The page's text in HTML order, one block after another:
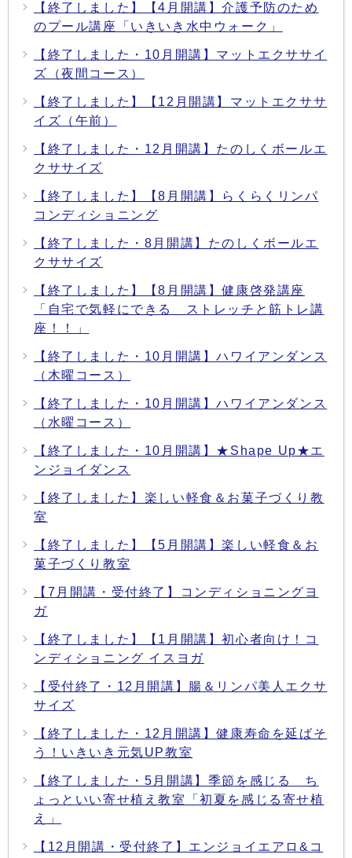
【終了しました】【4月開講】介護予防のため
のプール講座「いきいき水中ウォーク」
【終了しました・10月開講】マットエクササイ
ズ（夜間コース）
【終了しました】【12月開講】マットエクササ
イズ（午前）
【終了しました・12月開講】たのしくボールエ
クササイズ
【終了しました】【8月開講】らくらくリンパ
コンディショニング
【終了しました・8月開講】たのしくボールエ
クササイズ
【終了しました】【8月開講】健康啓発講座
「自宅で気軽にできる ストレッチと筋トレ講
座！！」
【終了しました・10月開講】ハワイアンダンス
（木曜コース）
【終了しました・10月開講】ハワイアンダンス
（水曜コース）
【終了しました・10月開講】★Shape Up★エ
ンジョイダンス
【終了しました】楽しい軽食＆お菓子づくり教
室
【終了しました】【5月開講】楽しい軽食＆お
菓子づくり教室
【7月開講・受付終了】コンディショニングヨ
ガ
【終了しました】【1月開講】初心者向け！コ
ンディショニング イスヨガ
【受付終了・12月開講】腸＆リンパ美人エクサ
サイズ
【終了しました・12月開講】健康寿命を延ばそ
う！いきいき元気UP教室
【終了しました・5月開講】季節を感じる ち
ょっといい寄せ植え教室「初夏を感じる寄せ植
え」
【12月開講・受付終了】エンジョイエアロ&コ